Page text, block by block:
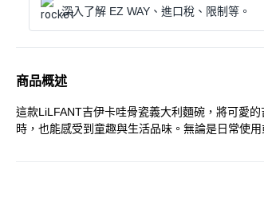
深入了解 EZ WAY、進口稅、限制等。
商品概述
這款LiLFANT吉伊卡哇骨瓷義大利麵碗，將可愛
時，也能感受到童趣與生活品味。無論是日常使